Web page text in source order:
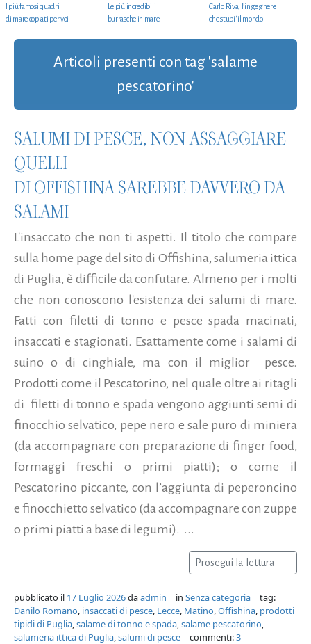
I più famosi quadri
di mare copiati per voi
Le più incredibili
burrasche in mare
Carlo Riva, l’ingegnere
che stupi' il mondo
Articoli presenti con tag 'salame
pescatorino'
SALUMI DI PESCE, NON ASSAGGIARE
QUELLI
DI OFFISHINA SAREBBE DAVVERO DA
SALAMI
L'insaccato che non ti aspetti. Il titolo che compare
sulla home page del sito di Offishina, salumeria ittica
di Puglia, è difficile da confutare. Almeno per i molti
che non conoscono l'esistenza dei salumi di mare.
Fatti con filetti di tonno e pesce spada macinati,
insaccati e stagionati. Esattamente come i salami di
suino o di cinghiale, ma con il miglior pesce.
Prodotti come il Pescatorino, nel quale oltre ai ritagli
di filetti di tonno e spada vengono aggiunti semi di
finocchio selvatico, pepe nero e sale puro di miniera
(da accompagnare con preparazione di finger food,
formaggi freschi o primi piatti); o come il
Pescatorino piccante, con l’aggiunta di peperoncino
e finocchietto selvatico (da accompagnare con zuppe
o primi piatti a base di legumi). ...
Prosegui la lettura
pubblicato il 17 Luglio 2026daadmin | in Senza categoria | tag:
Danilo Romano, insaccati di pesce, Lecce, Matino,Offishina, prodotti
tipidi di Puglia,salame di tonno e spada,salame pescatorino,
salumeria ittica di Puglia,salumi di pesce | commenti:3